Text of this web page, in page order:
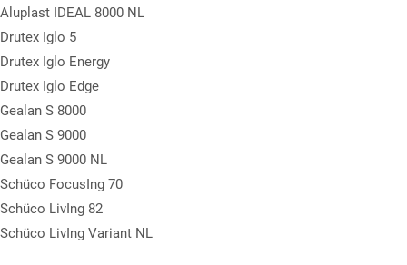
Aluplast IDEAL 8000 NL
Drutex Iglo 5
Drutex Iglo Energy
Drutex Iglo Edge
Gealan S 8000
Gealan S 9000
Gealan S 9000 NL
Schüco FocusIng 70
Schüco LivIng 82
Schüco LivIng Variant NL